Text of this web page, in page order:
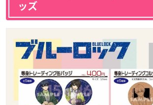
ッズ